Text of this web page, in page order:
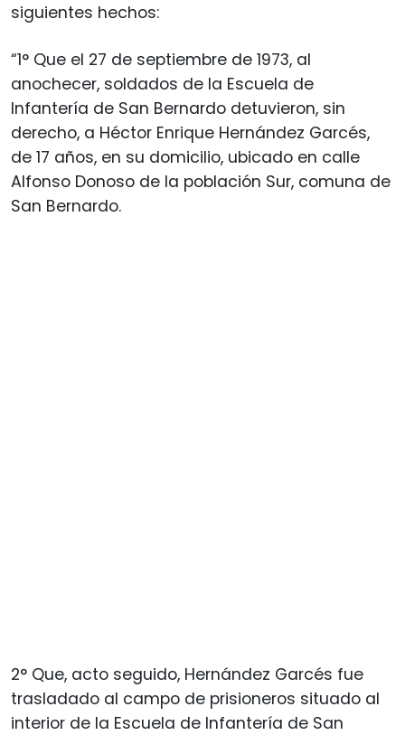
siguientes hechos:
“1° Que el 27 de septiembre de 1973, al
anochecer, soldados de la Escuela de
Infantería de San Bernardo detuvieron, sin
derecho, a Héctor Enrique Hernández Garcés,
de 17 años, en su domicilio, ubicado en calle
Alfonso Donoso de la población Sur, comuna de
San Bernardo.
2° Que, acto seguido, Hernández Garcés fue
trasladado al campo de prisioneros situado al
interior de la Escuela de Infantería de San